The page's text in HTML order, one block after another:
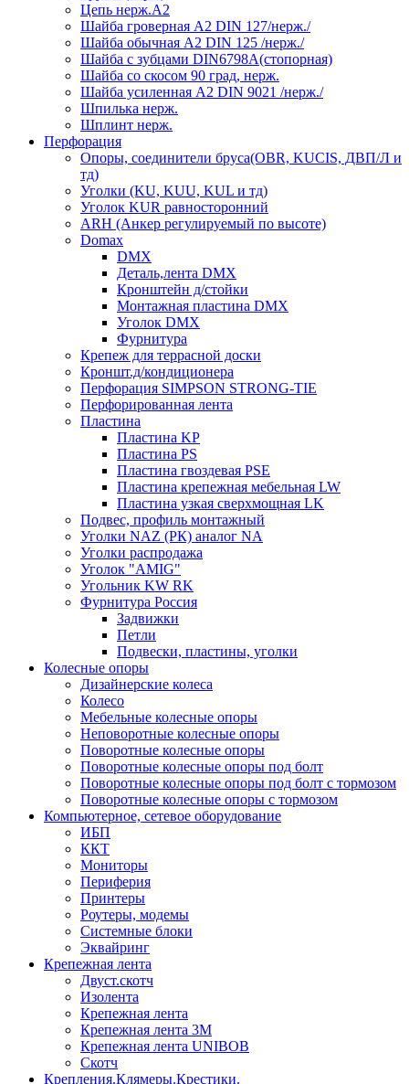
Цепь нерж.А2
Шайба гроверная А2 DIN 127/нерж./
Шайба обычная А2 DIN 125 /нерж./
Шайба с зубцами DIN6798А(стопорная)
Шайба со скосом 90 град, нерж.
Шайба усиленная А2 DIN 9021 /нерж./
Шпилька нерж.
Шплинт нерж.
Перфорация
Опоры, соединители бруса(OBR, KUCIS, ДВП/Л и
тд)
Уголки (KU, KUU, KUL и тд)
Уголок KUR равносторонний
ARH (Анкер регулируемый по высоте)
Domax
DMX
Деталь,лента DMX
Кронштейн д/стойки
Монтажная пластина DMX
Уголок DMX
Фурнитура
Крепеж для террасной доски
Кроншт.д/кондиционера
Перфорация SIMPSON STRONG-TIE
Перфорированная лента
Пластина
Пластина KP
Пластина PS
Пластина гвоздевая PSE
Пластина крепежная мебельная LW
Пластина узкая сверхмощная LK
Подвес, профиль монтажный
Уголки NAZ (РК) аналог NA
Уголки распродажа
Уголок "AMIG"
Угольник KW RK
Фурнитура Россия
Задвижки
Петли
Подвески, пластины, уголки
Колесные опоры
Дизайнерские колеса
Колесо
Мебельные колесные опоры
Неповоротные колесные опоры
Поворотные колесные опоры
Поворотные колесные опоры под болт
Поворотные колесные опоры под болт с тормозом
Поворотные колесные опоры с тормозом
Компьютерное, сетевое оборудование
ИБП
ККТ
Мониторы
Периферия
Принтеры
Роутеры, модемы
Системные блоки
Эквайринг
Крепежная лента
Двуст.скотч
Изолента
Крепежная лента
Крепежная лента 3М
Крепежная лента UNIBOB
Скотч
Крепления.Клямеры.Крестики.